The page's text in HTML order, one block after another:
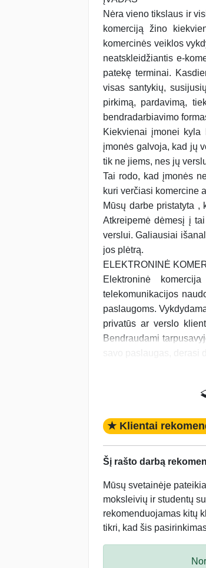
Nėra vieno tikslaus ir
komerciją žino
komercinės veiklos
neatskleidžiantis e-
patekę terminai.
visas santykių,
pirkimą, pardavimą,
bendradarbiavimo
Kiekvienai įmonei kyla
įmonės galvoja, kad jų
tik ne jiems, nes jų
Tai rodo, kad įmonės
kuri verčiasi komercine
Mūsų darbe pristatyta
Atkreipemė dėmesį į
verslui. Galiausiai
jos plėtrą.
ELEKTRONINĖ
Elektroninė
telekomunikacijos
paslaugoms.
privatūs ar verslo
Bendraudami
★ Klientai
Šį rašto darbą
Mūsų svetainėje
moksleivių ir studentų
rekomenduojamas kitų
tikri, kad šis